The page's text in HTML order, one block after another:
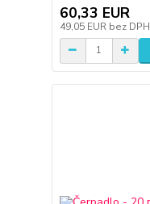
60,33 EUR
49,05 EUR bez DPH